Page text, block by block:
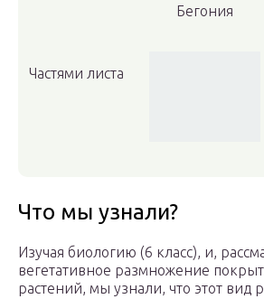
Частями листа
Бегония
Что мы узнали?
Изучая биологию (6 класс), и,
вегетативное размножение
растений, мы узнали, что этот вид